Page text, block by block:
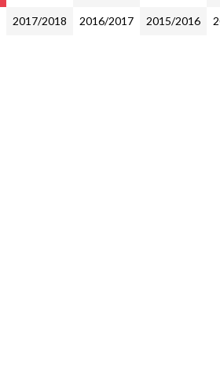
2017/2018 2016/2017 2015/2016